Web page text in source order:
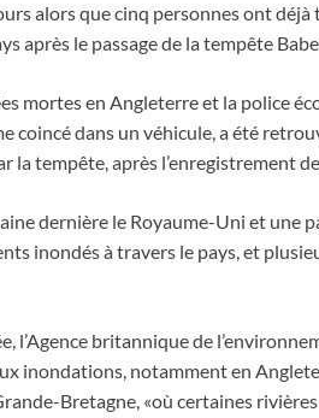
alors que cinq personnes ont
après le passage de la tempête
mortes en Angleterre et la police
coincé dans un véhicule, a été
la tempête, après l’enregistrement
dernière le Royaume-Uni et une
inondés à travers le pays, et
l’Agence britannique de
inondations, notamment en
Bretagne, «où certaines